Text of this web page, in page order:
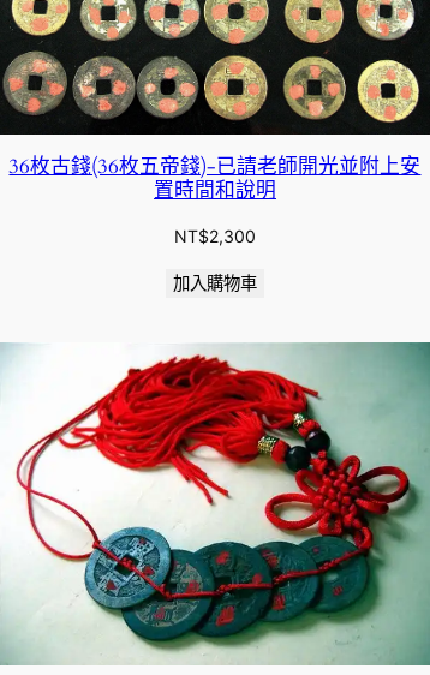
36枚古錢(36枚五帝錢)-已請老師開光並附上安
置時間和說明
NT$2,300
加入購物車